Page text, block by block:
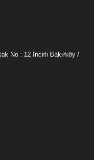
No : 12 İncirli Bakırköy /